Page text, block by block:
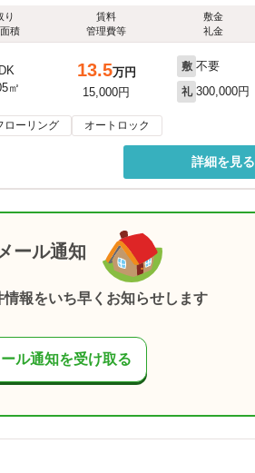
り
積
賃料
管理費等
敷金
礼金
㎡
13.5万円
15,000円
敷 不要
礼 300,000円
ローリング オートロック
詳細を見る
ール通知
報をいち早くお知らせします
ル通知を受け取る